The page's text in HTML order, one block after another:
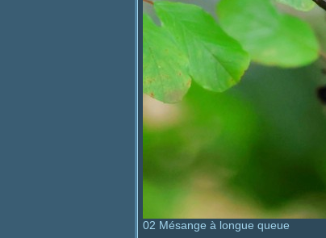
02 Mésange à longue queue